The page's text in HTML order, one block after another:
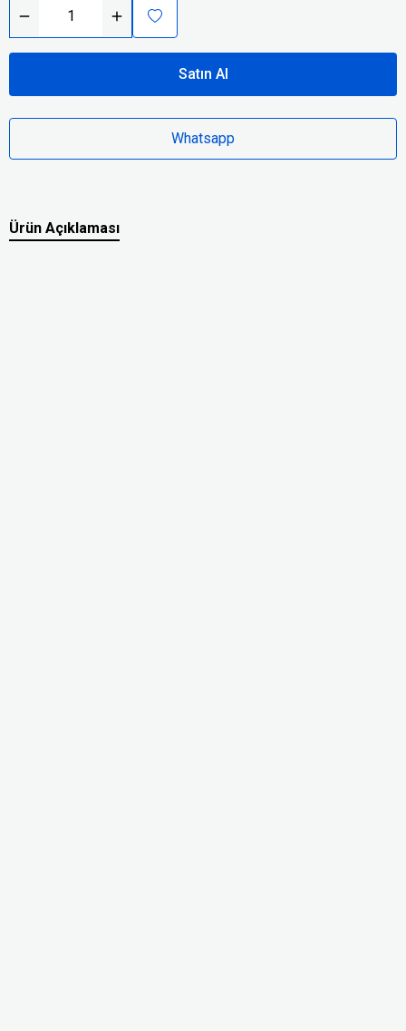
Satın Al
Whatsapp
Ürün Açıklaması